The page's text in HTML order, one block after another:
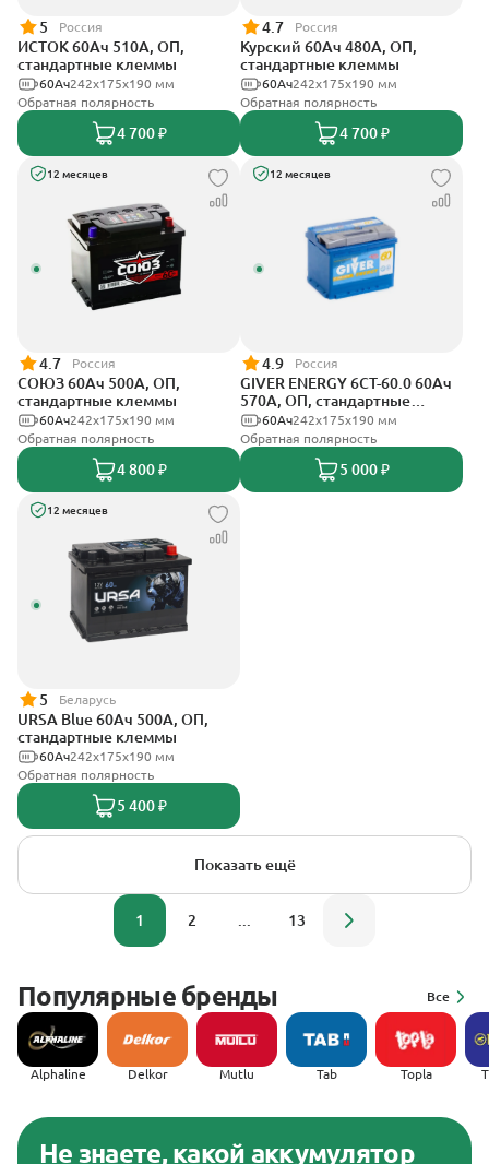
5 Россия
ИСТОК 60Ач 510А, ОП,
стандартные клеммы
242x175x190 мм
60Ач
Обратная полярность
4 700 ₽
4.7 Россия
Курский 60Ач 480А, ОП,
стандартные клеммы
242x175x190 мм
60Ач
Обратная полярность
4 700 ₽
12 месяцев
4.7 Россия
СОЮЗ 60Ач 500А, ОП,
стандартные клеммы
242x175x190 мм
60Ач
Обратная полярность
4 800 ₽
12 месяцев
4.9 Россия
GIVER ENERGY 6СТ-60.0 60Ач
570А, ОП, стандартные
клеммы242х175х190 мм
60Ач
Обратная полярность
5 000 ₽
12 месяцев
5 Беларусь
URSA Blue 60Ач 500А, ОП,
стандартные клеммы
242х175х190 мм
60Ач
Обратная полярность
5 400 ₽
Показать ещё
1 2 13
Популярные бренды Все
Alphaline Delkor Mutlu Tab Topla
Не знаете, какой аккумулятор